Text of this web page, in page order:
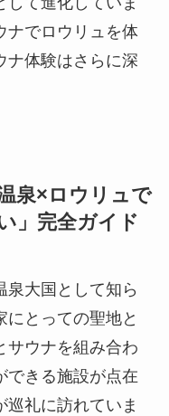
ナでロウリュを体
ナ体験はさらに深
泉×ロウリュで
」完全ガイド
泉大国として知ら
にとっての聖地と
サウナを組み合わ
できる施設が点在
巡礼に訪れていま